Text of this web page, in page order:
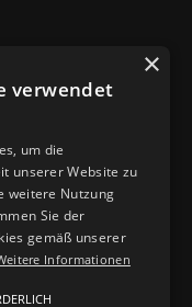
×
verwendet
um die
unserer Website zu
weitere Nutzung
Sie der
gemäß unserer
Informationen